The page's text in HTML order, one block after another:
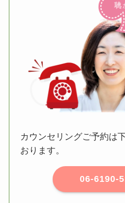
カウンセリングご予約は
おります。
06-6190-